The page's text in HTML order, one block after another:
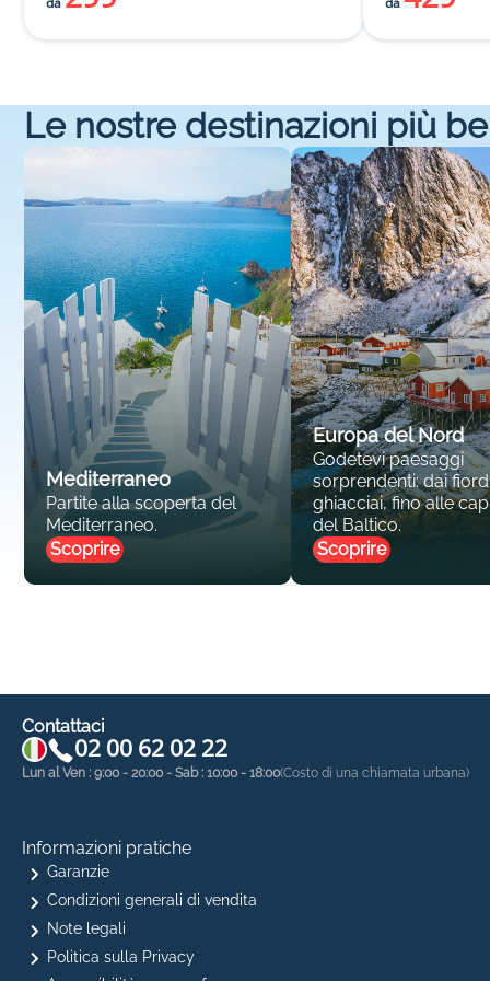
Le nostre destinazioni più
Mediterraneo
Partite alla scoperta del
Mediterraneo.
Scoprire
Europa del Nord
Godetevi paesaggi
sorprendenti: dai
ghiacciai, fino alle
del Baltico.
Scoprire
Contattaci
02 00 62 02 22
Lun al Ven : 9:00 - 20:00 - Sab : 10:00 - 18:00(Costo di una chiamata urbana)
Informazioni pratiche
Garanzie
Condizioni generali di vendita
Note legali
Politica sulla Privacy